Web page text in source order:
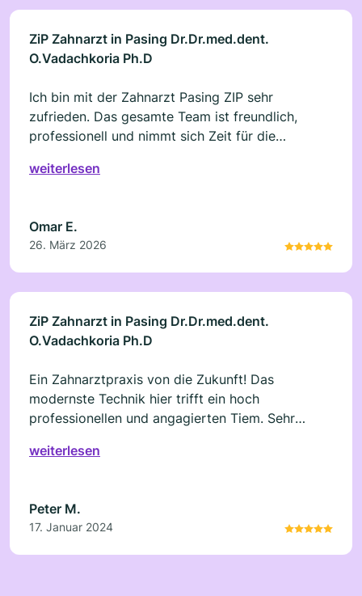
ZiP Zahnarzt in Pasing Dr.Dr.med.dent.
O.Vadachkoria Ph.D
Ich bin mit der Zahnarzt Pasing ZIP sehr
zufrieden. Das gesamte Team ist freundlich,
professionell und nimmt sich Zeit für die
verständlich erklärt, sodass man sich gut
Praxis, angenehme Atmosphäre und ein sehr
kompetentes Team. Ich komme gerne wieder und
kann die Praxis definitiv weiterempfehlen!
weiterlesen
Omar E.
26. März 2026
ZiP Zahnarzt in Pasing Dr.Dr.med.dent.
O.Vadachkoria Ph.D
Ein Zahnarztpraxis von die Zukunft! Das
modernste Technik hier trifft ein hoch
professionellen und angagierten Tiem. Sehr
entgegen genommen und für die beste Lösung
weiterlesen
Peter M.
17. Januar 2024